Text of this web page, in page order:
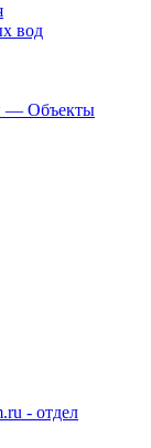
вод
— Объекты
- отдел